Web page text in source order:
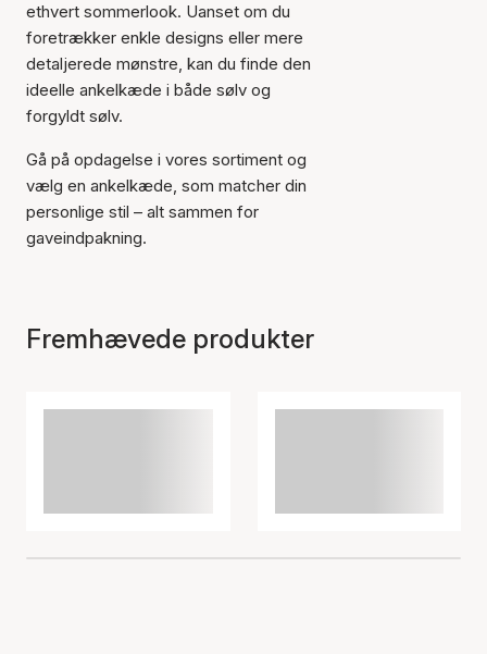
ethvert sommerlook. Uanset om du
foretrækker enkle designs eller mere
detaljerede mønstre, kan du finde den
ideelle ankelkæde i både sølv og
forgyldt sølv.
Gå på opdagelse i vores sortiment og
vælg en ankelkæde, som matcher din
personlige stil – alt sammen for
gaveindpakning.
Fremhævede produkter